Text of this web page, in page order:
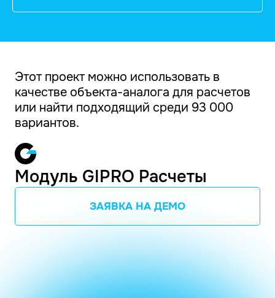
Этот проект можно использовать в
качестве объекта-аналога для расчетов
или найти подходящий среди 93 000
вариантов.
Модуль GIPRO Расчеты
ЗАЯВКА НА ДЕМО